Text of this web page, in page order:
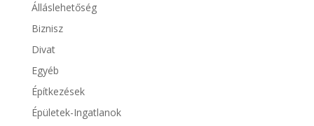
Álláslehetőség
Biznisz
Divat
Egyéb
Építkezések
Épületek-Ingatlanok